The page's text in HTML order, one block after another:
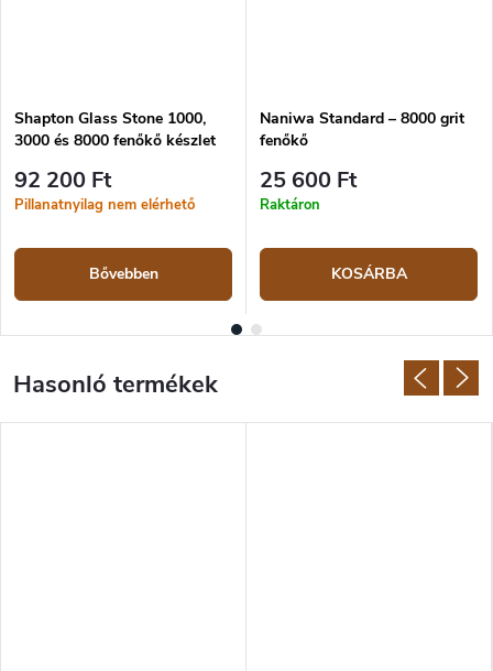
Shapton Glass Stone 1000,
3000 és 8000 fenőkő készlet
92 200 Ft
Pillanatnyilag nem elérhető
Bővebben
Naniwa Standard – 8000 grit
fenőkő
25 600 Ft
Raktáron
KOSÁRBA